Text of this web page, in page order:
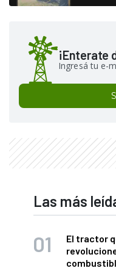
¡Enterate
Ingresá tu e-
Las más
El tractor